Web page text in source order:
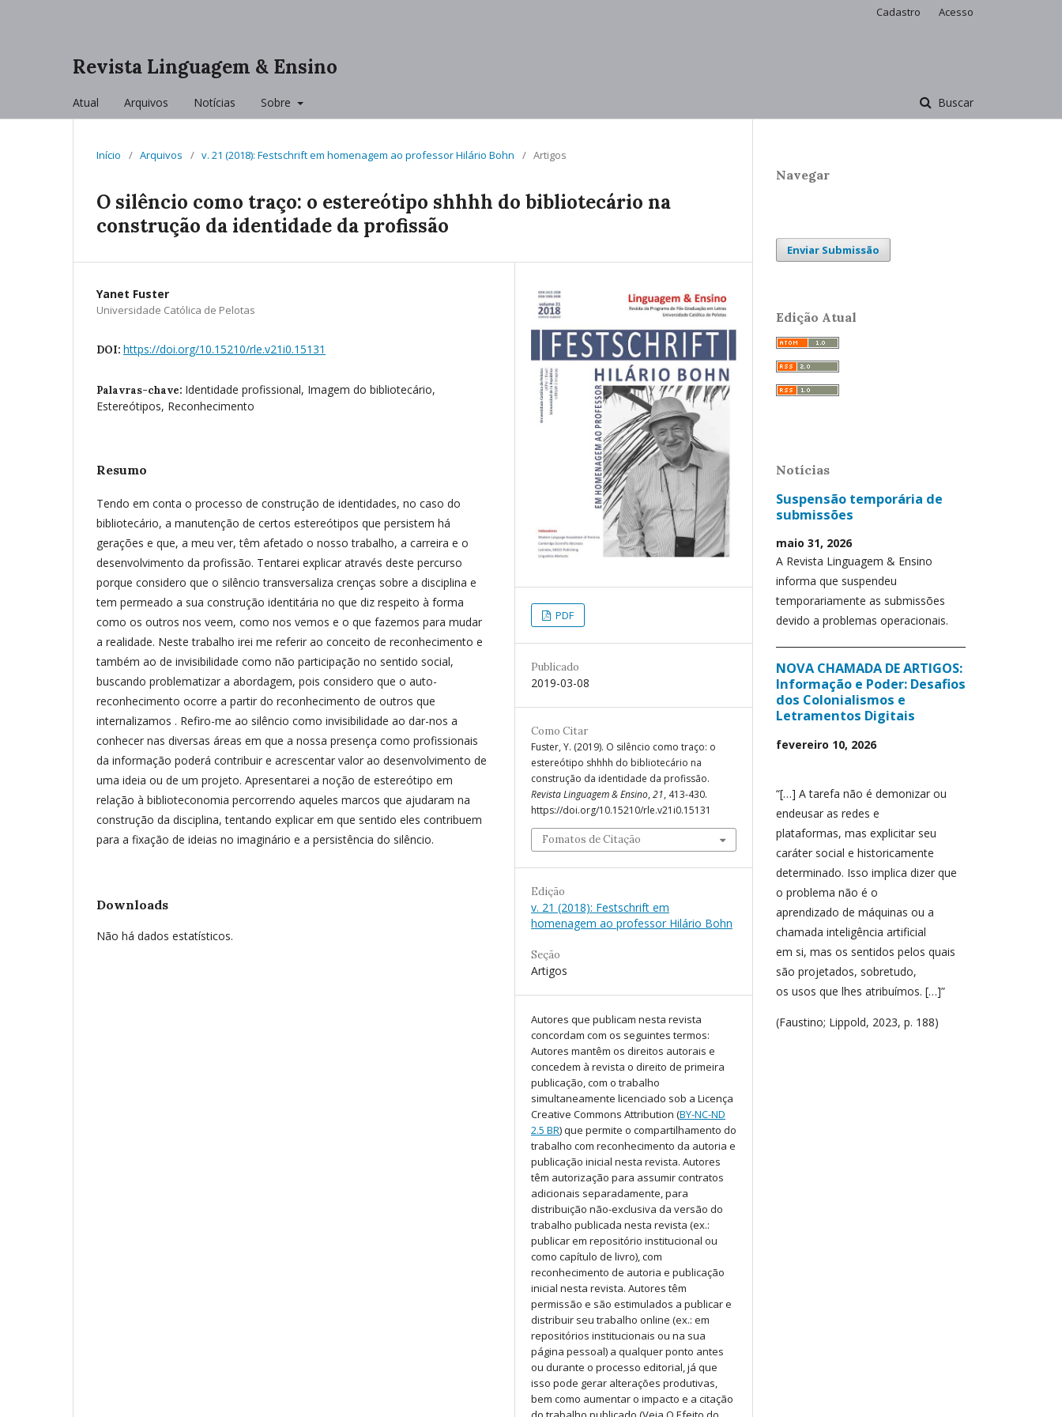
Revista Linguagem & Ensino
Atual Arquivos Notícias Sobre Buscar
Cadastro Acesso
Início / Arquivos / v. 21 (2018): Festschrift em homenagem ao professor Hilário Bohn / Artigos
O silêncio como traço: o estereótipo shhhh do bibliotecário na
construção da identidade da profissão
Yanet Fuster
Universidade Católica de Pelotas
DOI: https://doi.org/10.15210/rle.v21i0.15131
Palavras-chave: Identidade profissional, Imagem do bibliotecário,
Estereótipos, Reconhecimento
Resumo
Tendo em conta o processo de construção de identidades, no caso do
bibliotecário, a manutenção de certos estereótipos que persistem há
gerações e que, a meu ver, têm afetado o nosso trabalho, a carreira e o
desenvolvimento da profissão. Tentarei explicar através deste percurso
porque considero que o silêncio transversaliza crenças sobre a disciplina e
tem permeado a sua construção identitária no que diz respeito à forma
como os outros nos veem, como nos vemos e o que fazemos para mudar
a realidade. Neste trabalho irei me referir ao conceito de reconhecimento e
também ao de invisibilidade como não participação no sentido social,
buscando problematizar a abordagem, pois considero que o auto-
reconhecimento ocorre a partir do reconhecimento de outros que
internalizamos . Refiro-me ao silêncio como invisibilidade ao dar-nos a
conhecer nas diversas áreas em que a nossa presença como profissionais
da informação poderá contribuir e acrescentar valor ao desenvolvimento de
uma ideia ou de um projeto. Apresentarei a noção de estereótipo em
relação à biblioteconomia percorrendo aqueles marcos que ajudaram na
construção da disciplina, tentando explicar em que sentido eles contribuem
para a fixação de ideias no imaginário e a persistência do silêncio.
Downloads
Não há dados estatísticos.
PDF
Publicado
2019-03-08
Como Citar
Fuster, Y. (2019). O silêncio como traço: o
estereótipo shhhh do bibliotecário na
construção da identidade da profissão.
Revista Linguagem & Ensino, 21, 413-430.
https://doi.org/10.15210/rle.v21i0.15131
Fomatos de Citação
Edição
v. 21 (2018): Festschrift em
homenagem ao professor Hilário Bohn
Seção
Artigos
Autores que publicam nesta revista
concordam com os seguintes termos:
Autores mantêm os direitos autorais e
concedem à revista o direito de primeira
publicação, com o trabalho
simultaneamente licenciado sob a Licença
Creative Commons Attribution (BY-NC-ND
2.5 BR) que permite o compartilhamento do
trabalho com reconhecimento da autoria e
publicação inicial nesta revista. Autores
têm autorização para assumir contratos
adicionais separadamente, para
distribuição não-exclusiva da versão do
trabalho publicada nesta revista (ex.:
publicar em repositório institucional ou
como capítulo de livro), com
reconhecimento de autoria e publicação
inicial nesta revista. Autores têm
permissão e são estimulados a publicar e
distribuir seu trabalho online (ex.: em
repositórios institucionais ou na sua
página pessoal) a qualquer ponto antes
ou durante o processo editorial, já que
isso pode gerar alterações produtivas,
bem como aumentar o impacto e a citação
Navegar
Enviar Submissão
Edição Atual
Notícias
Suspensão temporária de
submissões
maio 31, 2026
A Revista Linguagem & Ensino
informa que suspendeu
temporariamente as submissões
devido a problemas operacionais.
NOVA CHAMADA DE ARTIGOS:
Informação e Poder: Desafios
dos Colonialismos e
Letramentos Digitais
fevereiro 10, 2026
“[…] A tarefa não é demonizar ou
endeusar as redes e
plataformas, mas explicitar seu
caráter social e historicamente
determinado. Isso implica dizer que
o problema não é o
aprendizado de máquinas ou a
chamada inteligência artificial
em si, mas os sentidos pelos quais
são projetados, sobretudo,
os usos que lhes atribuímos. […]”
(Faustino; Lippold, 2023, p. 188)